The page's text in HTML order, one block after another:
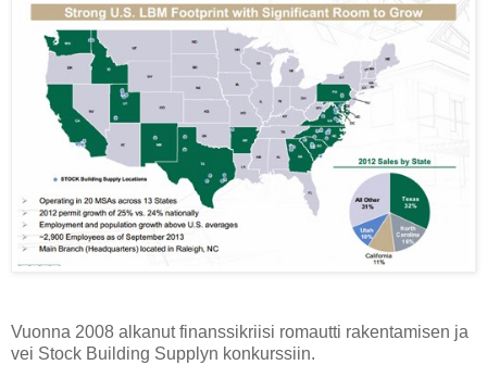
Vuonna 2008 alkanut finanssikriisi romautti rakentamisen ja
vei Stock Building Supplyn konkurssiin.